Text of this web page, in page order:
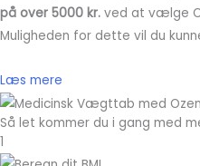
på over 5000 kr. ved at vælge
Muligheden for dette vil du
Læs mere
Så let kommer du i gang med
1